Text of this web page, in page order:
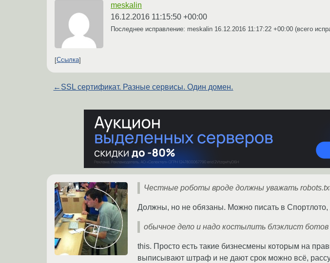
meskalin
16.12.2016 11:15:50 +00:00
Последнее исправление: meskalin 16.12.2016 11:17:22 +00:00 (всего
Ссылка
← SSL сертификат. Разные сервисы. Один домен.
Честные роботы вроде должны уважать
Должны, но не обязаны. Можно писать в
обычное дело и надо костылить блэклист
this. Просто есть такие бизнесмены которым на
выписывают штраф и не дают срок можно всё,